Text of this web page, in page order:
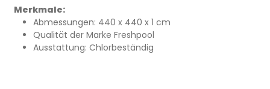
Merkmale:
Abmessungen: 440 x 440 x 1 cm
Qualität der Marke Freshpool
Ausstattung: Chlorbeständig